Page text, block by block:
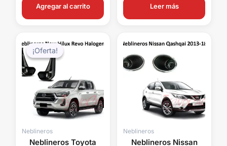
Agregar al carrito Leer más
¡Oferta!
¡Oferta!
Neblineros
Neblineros Toyota
precio
original
$49.990.
precio
Neblineros
Neblineros Nissan